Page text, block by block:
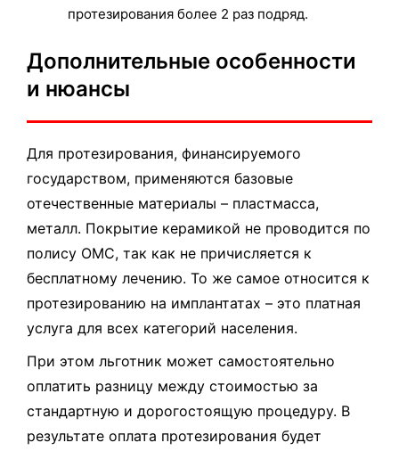
протезирования более 2 раз подряд.
Дополнительные особенности
и нюансы
Для протезирования, финансируемого
государством, применяются базовые
отечественные материалы – пластмасса,
металл. Покрытие керамикой не проводится по
полису ОМС, так как не причисляется к
бесплатному лечению. То же самое относится к
протезированию на имплантатах – это платная
услуга для всех категорий населения.
При этом льготник может самостоятельно
оплатить разницу между стоимостью за
стандартную и дорогостоящую процедуру. В
результате оплата протезирования будет